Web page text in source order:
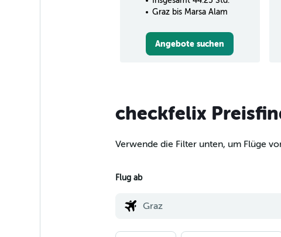
Graz bis Marsa Alam
Angebote suchen
checkfelix
Verwende die Filter unten, um Flüge
Flug ab